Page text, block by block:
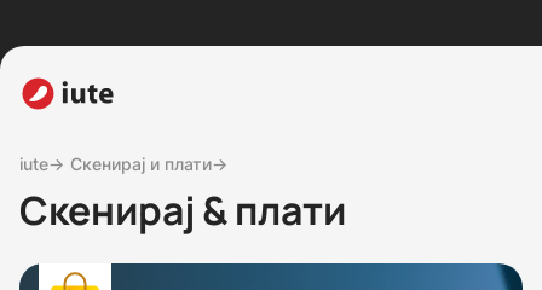
iute→ Скенирај и плати→
Скенирај & плати